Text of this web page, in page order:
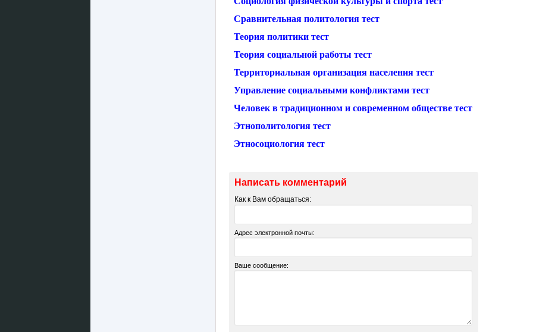
Сравнительная политология тест
Теория политики тест
Теория социальной работы тест
Территориальная организация населения тест
Управление социальными конфликтами тест
Человек в традиционном и современном обществе тест
Этнополитология тест
Этносоциология тест
Написать комментарий
Как к Вам обращаться:
Адрес электронной почты:
Ваше сообщение: